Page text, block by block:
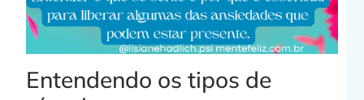
Entendendo os tipos de